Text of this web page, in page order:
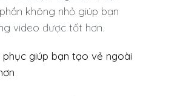
không nhỏ giúp bạn
video được tốt hơn.
phục giúp bạn tạo vẻ ngoài